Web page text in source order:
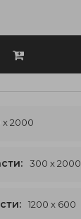
x 2000
300 x 2000
1200 x 600